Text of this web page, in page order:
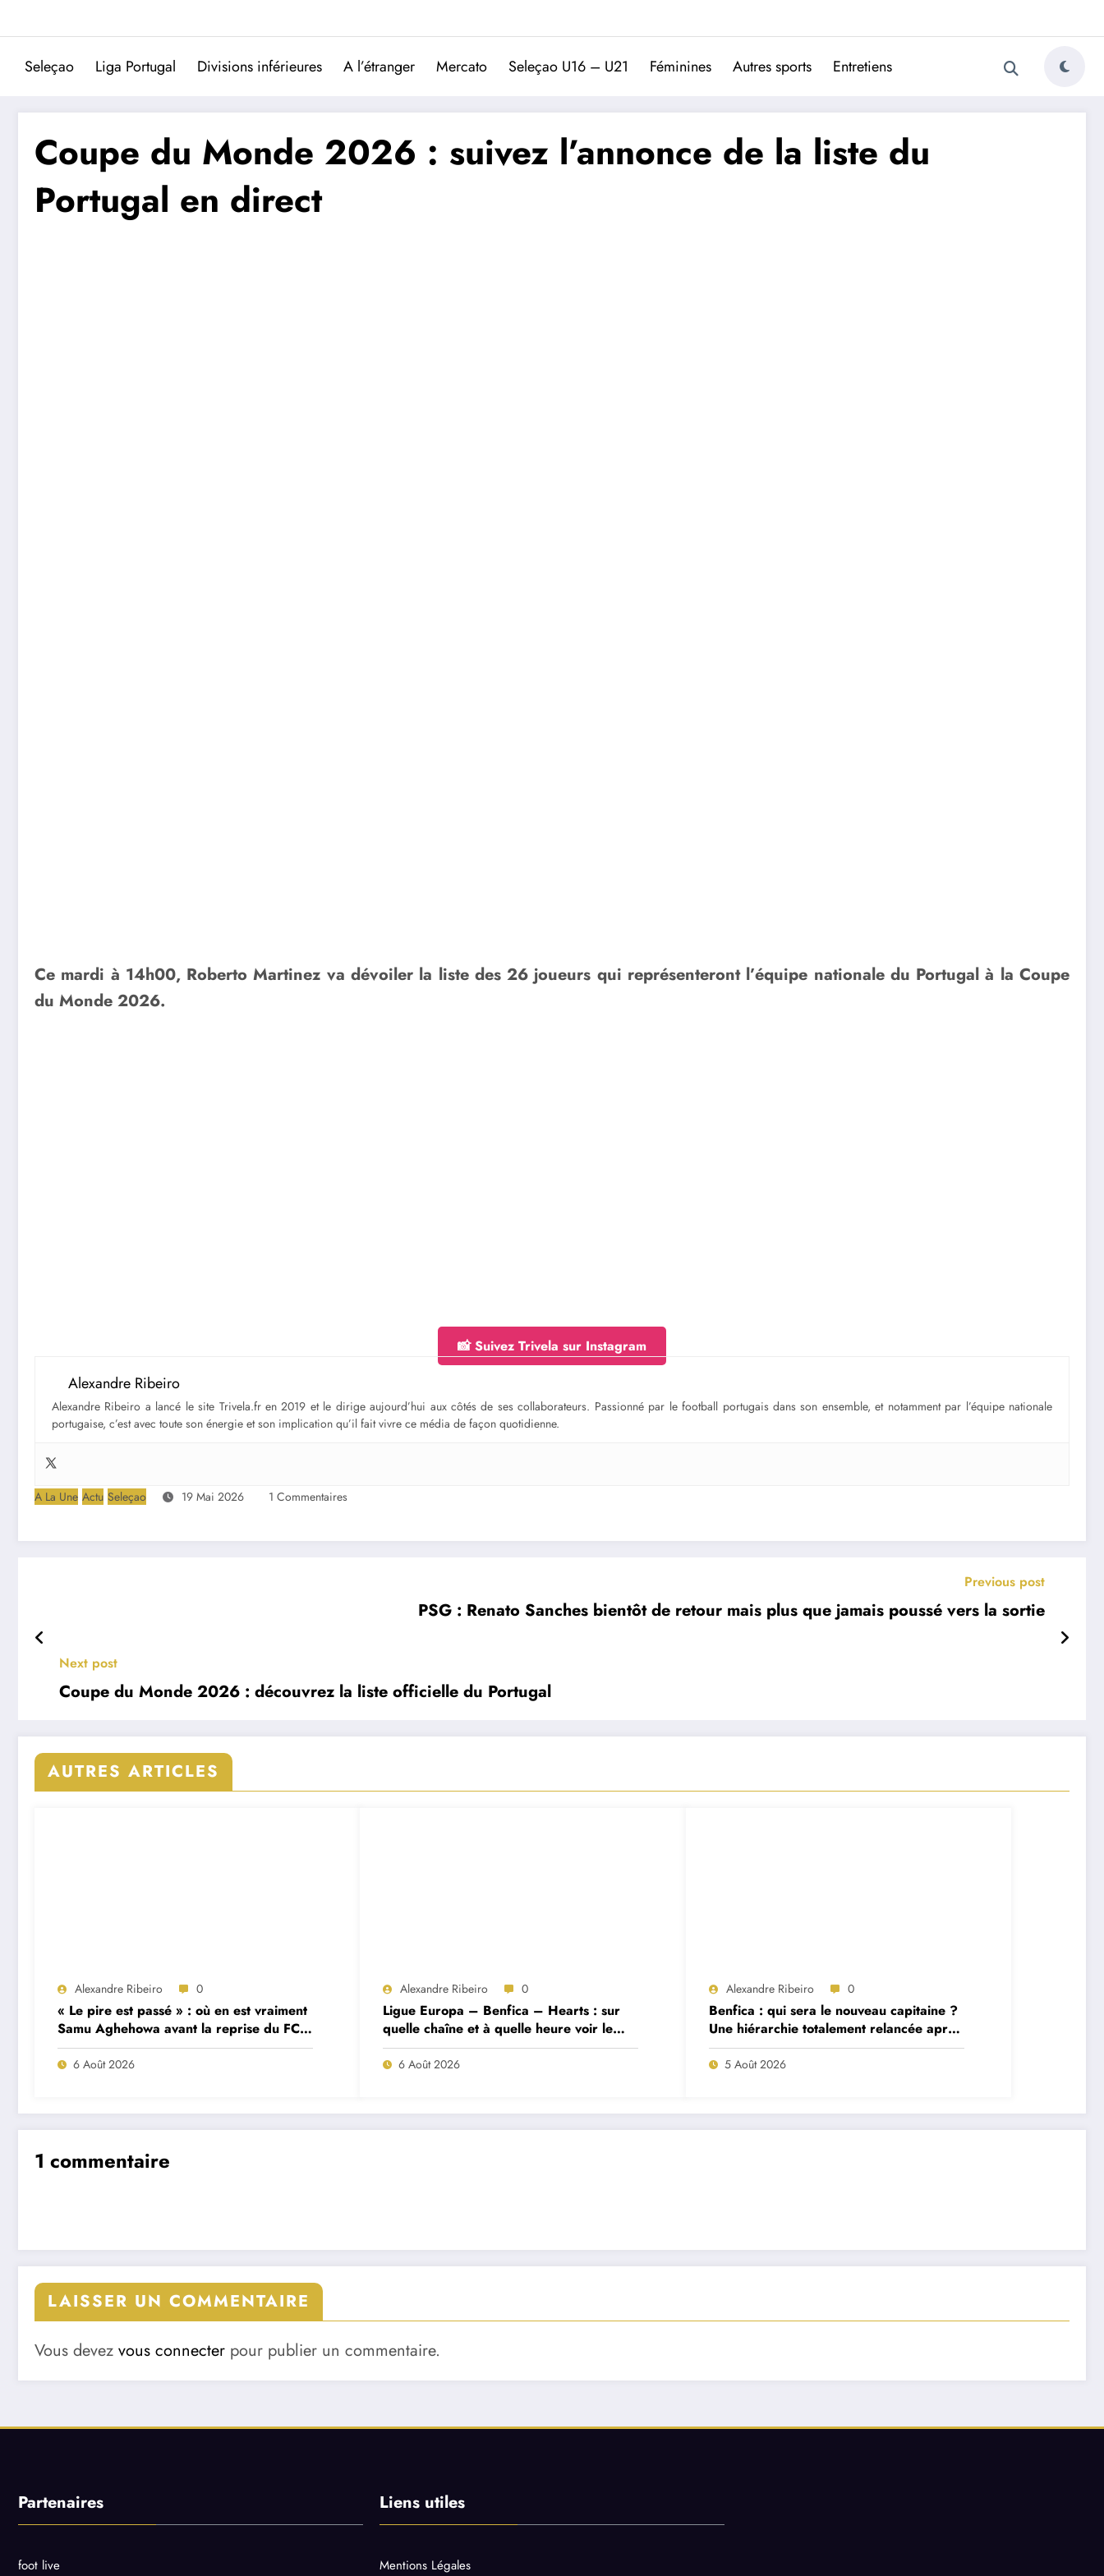
Trivela
L'actualité du football portugais
Seleçao Liga Portugal Divisions inférieures A l’étranger Mercato Seleçao U16 – U21 Féminines Autres sports Entretiens
Coupe du Monde 2026 : suivez l’annonce de la liste du
Portugal en direct
Ce mardi à 14h00, Roberto Martinez va dévoiler la liste des 26 joueurs qui représenteront l’équipe nationale du Portugal à la Coupe
du Monde 2026.
📸 Suivez Trivela sur Instagram
Alexandre Ribeiro
Alexandre Ribeiro a lancé le site Trivela.fr en 2019 et le dirige aujourd’hui aux côtés de ses collaborateurs. Passionné par le football portugais dans son ensemble, et notamment par l’équipe nationale
portugaise, c’est avec toute son énergie et son implication qu’il fait vivre ce média de façon quotidienne.
A La Une Actu Seleçao 19 Mai 2026 1 Commentaires
Previous post
PSG : Renato Sanches bientôt de retour mais plus que jamais poussé vers la sortie
Next post
Coupe du Monde 2026 : découvrez la liste officielle du Portugal
AUTRES ARTICLES
Alexandre Ribeiro 0
« Le pire est passé » : où en est vraiment
Samu Aghehowa avant la reprise du FC
Porto ?
6 Août 2026
Alexandre Ribeiro 0
Ligue Europa – Benfica – Hearts : sur
quelle chaîne et à quelle heure voir le
match ?
6 Août 2026
Alexandre Ribeiro 0
Benfica : qui sera le nouveau capitaine ?
Une hiérarchie totalement relancée après
deux départs majeurs
5 Août 2026
1 commentaire
LAISSER UN COMMENTAIRE
Vous devez vous connecter pour publier un commentaire.
Partenaires
foot live
Liens utiles
Mentions Légales